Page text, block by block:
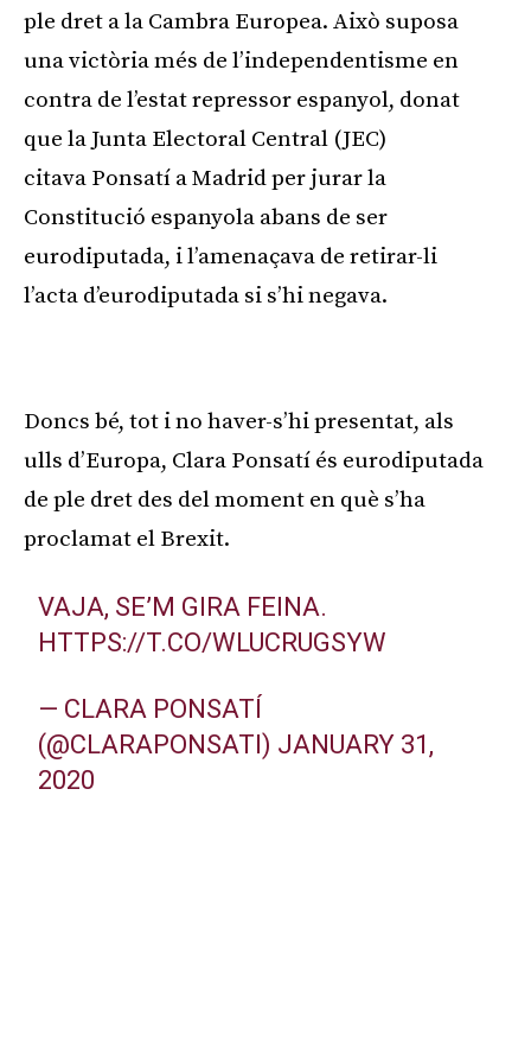
ple dret a la Cambra Europea. Això suposa
una victòria més de l’independentisme en
contra de l’estat repressor espanyol, donat
que la Junta Electoral Central (JEC)
citava Ponsatí a Madrid per jurar la
Constitució espanyola abans de ser
eurodiputada, i l’amenaçava de retirar-li
l’acta d’eurodiputada si s’hi negava.
Doncs bé, tot i no haver-s’hi presentat, als
ulls d’Europa, Clara Ponsatí és eurodiputada
de ple dret des del moment en què s’ha
proclamat el Brexit.
VAJA, SE’M GIRA FEINA.
HTTPS://T.CO/WLUCRUGSYW
— CLARA PONSATÍ
(@CLARAPONSATI) JANUARY 31,
2020